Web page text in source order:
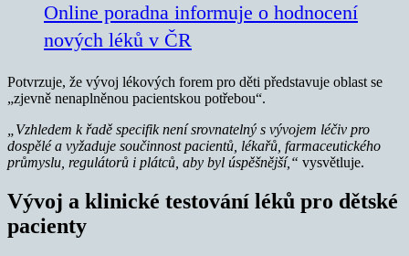
Online poradna informuje o hodnocení
nových léků v ČR
Potvrzuje, že vývoj lékových forem pro děti představuje oblast se
„zjevně nenaplněnou pacientskou potřebou“.
„Vzhledem k řadě specifik není srovnatelný s vývojem léčiv pro
dospělé a vyžaduje součinnost pacientů, lékařů, farmaceutického
průmyslu, regulátorů i plátců, aby byl úspěšnější,“ vysvětluje.
Vývoj a klinické testování léků pro dětské
pacienty